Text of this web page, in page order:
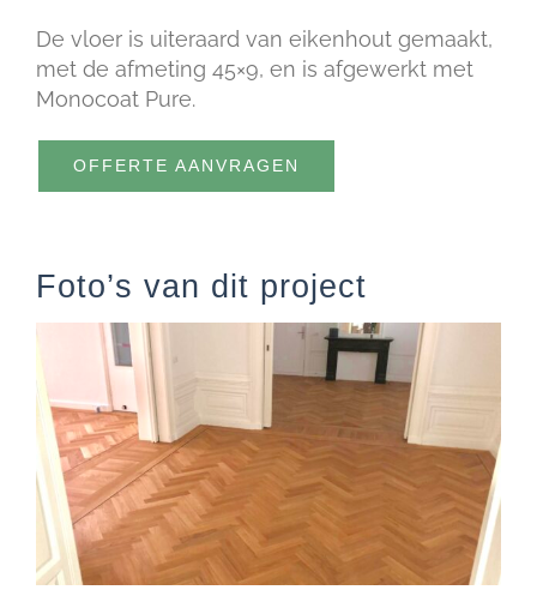
De vloer is uiteraard van eikenhout gemaakt,
met de afmeting 45×9, en is afgewerkt met
Monocoat Pure.
OFFERTE AANVRAGEN
Foto’s van dit project